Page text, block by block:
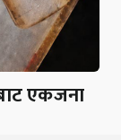
एकजना